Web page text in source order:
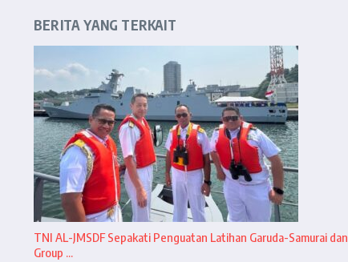
BERITA YANG TERKAIT
TNI AL-JMSDF Sepakati Penguatan Latihan Garuda-Samurai dan
Group ...